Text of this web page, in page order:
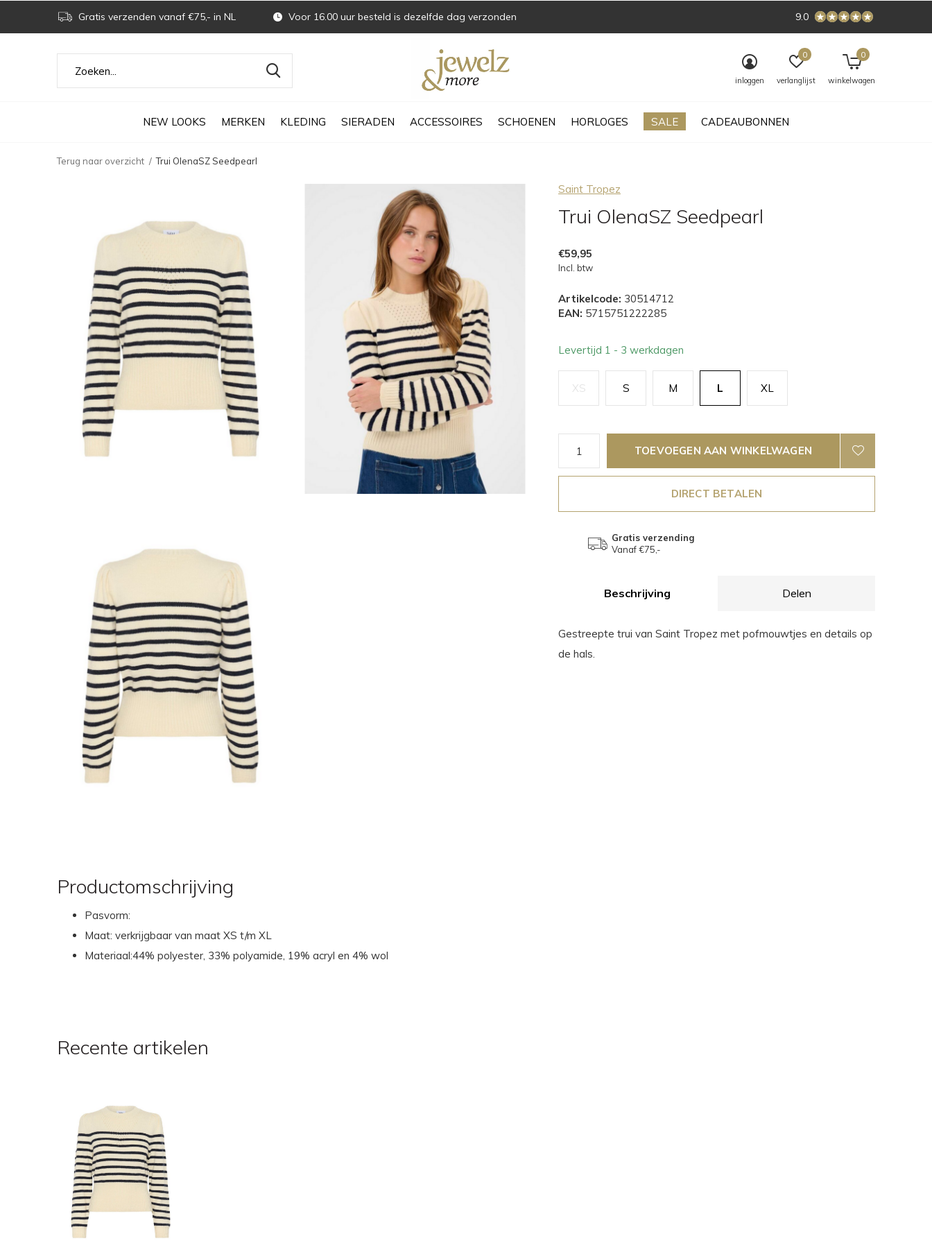
NEW LOOKS MERKEN KLEDING SIERADEN ACCESSOIRES SCHOENEN HORLOGES SALE CADEAUBONNEN
inloggen verlanglijst
0
winkelwagen
0
Gratis verzenden vanaf €75,- in NL Voor 16.00 uur besteld is dezelfde dag verzonden 9.0
Terug naar overzicht Trui OlenaSZ Seedpearl
Saint Tropez
Trui OlenaSZ Seedpearl
€59,95
Incl. btw
Artikelcode: 30514712
EAN: 5715751222285
Levertijd 1 - 3 werkdagen
XS S M L XL
TOEVOEGEN AAN WINKELWAGEN
DIRECT BETALEN
Gratis verzending
Vanaf €75,-
Beschrijving Delen
Gestreepte trui van Saint Tropez met pofmouwtjes en details op
de hals.
Productomschrijving
Pasvorm:
Maat: verkrijgbaar van maat XS t/m XL
Materiaal:44% polyester, 33% polyamide, 19% acryl en 4% wol
Recente artikelen